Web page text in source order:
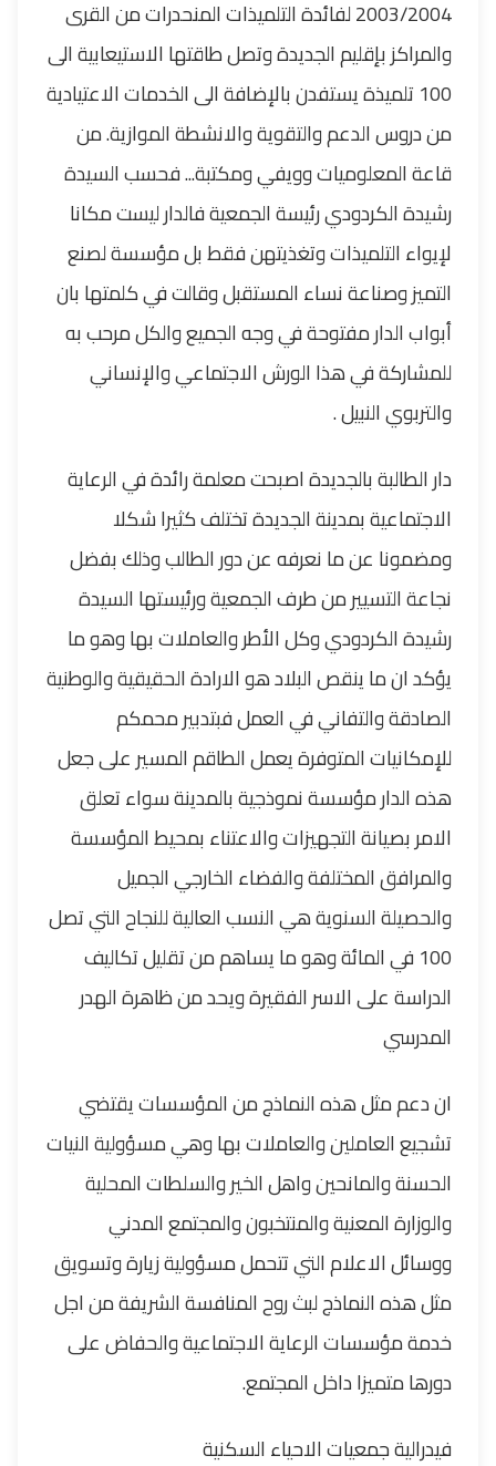
2003/2004 لفائدة التلميذات المنحدرات من القرى
والمراكز بإقليم الجديدة وتصل طاقتها الاستيعابية الى
100 تلميذة يستفدن بالإضافة الى الخدمات الاعتيادية
من دروس الدعم والتقوية والانشطة الموازية. من
قاعة المعلوميات وويفي ومكتبة... فحسب السيدة
رشيدة الكردودي رئيسة الجمعية فالدار ليست مكانا
لإيواء التلميذات وتغذيتهن فقط بل مؤسسة لصنع
التميز وصناعة نساء المستقبل وقالت في كلمتها بان
أبواب الدار مفتوحة في وجه الجميع والكل مرحب به
للمشاركة في هذا الورش الاجتماعي والإنساني
والتربوي النبيل .
دار الطالبة بالجديدة اصبحت معلمة رائدة في الرعاية
الاجتماعية بمدينة الجديدة تختلف كثيرا شكلا
ومضمونا عن ما نعرفه عن دور الطالب وذلك بفضل
نجاعة التسيير من طرف الجمعية ورئيستها السيدة
رشيدة الكردودي وكل الأطر والعاملات بها وهو ما
يؤكد ان ما ينقص البلاد هو الارادة الحقيقية والوطنية
الصادقة والتفاني في العمل فبتدبير محمكم
للإمكانيات المتوفرة يعمل الطاقم المسير على جعل
هذه الدار مؤسسة نموذجية بالمدينة سواء تعلق
الامر بصيانة التجهيزات والاعتناء بمحيط المؤسسة
والمرافق المختلفة والفضاء الخارجي الجميل
والحصيلة السنوية هي النسب العالية للنجاح التي تصل
100 في المائة وهو ما يساهم من تقليل تكاليف
الدراسة على الاسر الفقيرة ويحد من ظاهرة الهدر
المدرسي
ان دعم مثل هذه النماذج من المؤسسات يقتضي
تشجيع العاملين والعاملات بها وهي مسؤولية النيات
الحسنة والمانحين واهل الخير والسلطات المحلية
والوزارة المعنية والمنتخبون والمجتمع المدني
ووسائل الاعلام التي تتحمل مسؤولية زيارة وتسويق
مثل هذه النماذج لبث روح المنافسة الشريفة من اجل
خدمة مؤسسات الرعاية الاجتماعية والحفاض على
دورها متميزا داخل المجتمع.
فيدرالية جمعيات الاحياء السكنية